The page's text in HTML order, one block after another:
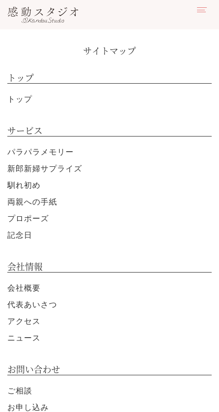
サイトマップ
トップ
トップ
サービス
パラパラメモリー
新郎新婦サプライズ
馴れ初め
両親への手紙
プロポーズ
記念日
会社情報
会社概要
代表あいさつ
アクセス
ニュース
お問い合わせ
ご相談
お申し込み